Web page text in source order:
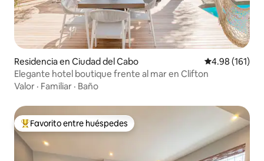
Residencia en Ciudad del Cabo Calificación
4.98 (161)
Elegante hotel boutique frente al mar en Clifton
Valor · Familiar · Baño
De los mejores en Favorito entre huéspedes
Favorito entre huéspedes